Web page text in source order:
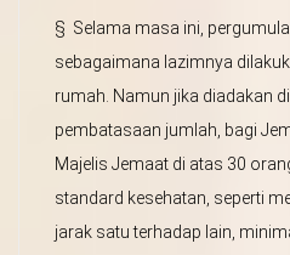
§ Selama masa ini,
sebagaimana lazimnya
rumah. Namun jika diadakan
pembatasaan jumlah, bagi
Majelis Jemaat di atas 30
standard kesehatan, seperti
jarak satu terhadap lain,